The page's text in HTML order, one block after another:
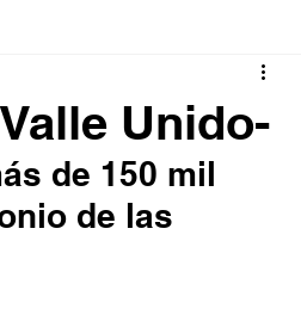
Unido-
de 150 mil
de las